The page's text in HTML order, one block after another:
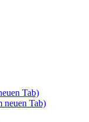
Tab)
neuen Tab)